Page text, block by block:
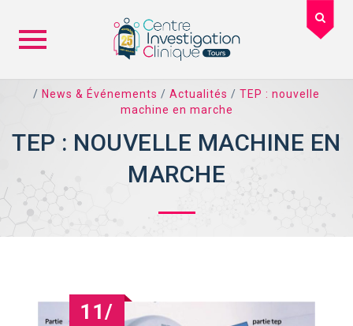
Skip
/ News & Événements / Actualités / TEP : nouvelle
machine en marche
TEP : NOUVELLE MACHINE EN
MARCHE
11/